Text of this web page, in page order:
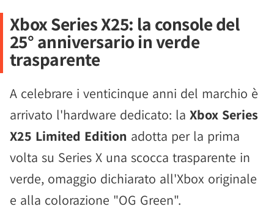
Xbox Series X25: la console del
25° anniversario in verde
trasparente
A celebrare i venticinque anni del marchio è
arrivato l'hardware dedicato: la Xbox Series
X25 Limited Edition adotta per la prima
volta su Series X una scocca trasparente in
verde, omaggio dichiarato all'Xbox originale
e alla colorazione "OG Green".